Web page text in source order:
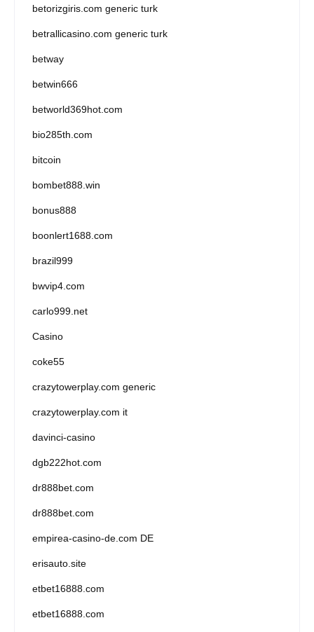
betorizgiris.com generic turk
betrallicasino.com generic turk
betway
betwin666
betworld369hot.com
bio285th.com
bitcoin
bombet888.win
bonus888
boonlert1688.com
brazil999
bwvip4.com
carlo999.net
Casino
coke55
crazytowerplay.com generic
crazytowerplay.com it
davinci-casino
dgb222hot.com
dr888bet.com
dr888bet.com
empirea-casino-de.com DE
erisauto.site
etbet16888.com
etbet16888.com